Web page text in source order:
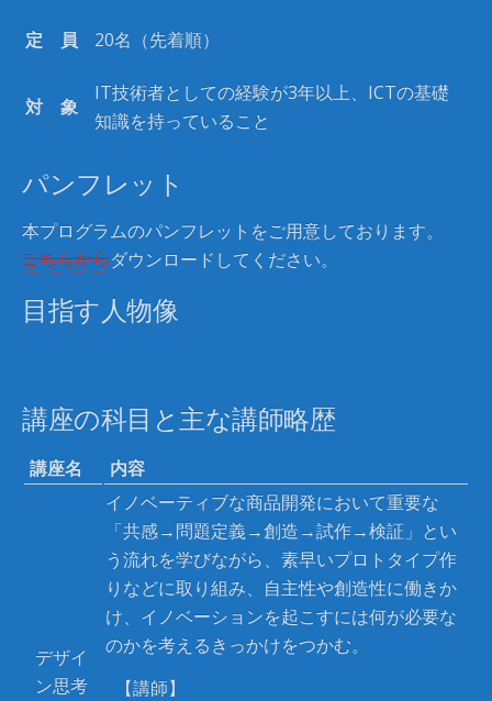
定 員 20名（先着順）
対 象
IT技術者としての経験が3年以上、ICTの基礎
知識を持っていること
パンフレット
本プログラムのパンフレットをご用意しております。
こちらからダウンロードしてください。
目指す人物像
講座の科目と主な講師略歴
講座名 内容
デザイ
ン思考
イノベーティブな商品開発において重要な
「共感→問題定義→創造→試作→検証」とい
う流れを学びながら、素早いプロトタイプ作
りなどに取り組み、自主性や創造性に働きか
け、イノベーションを起こすには何が必要な
のかを考えるきっかけをつかむ。
【講師】